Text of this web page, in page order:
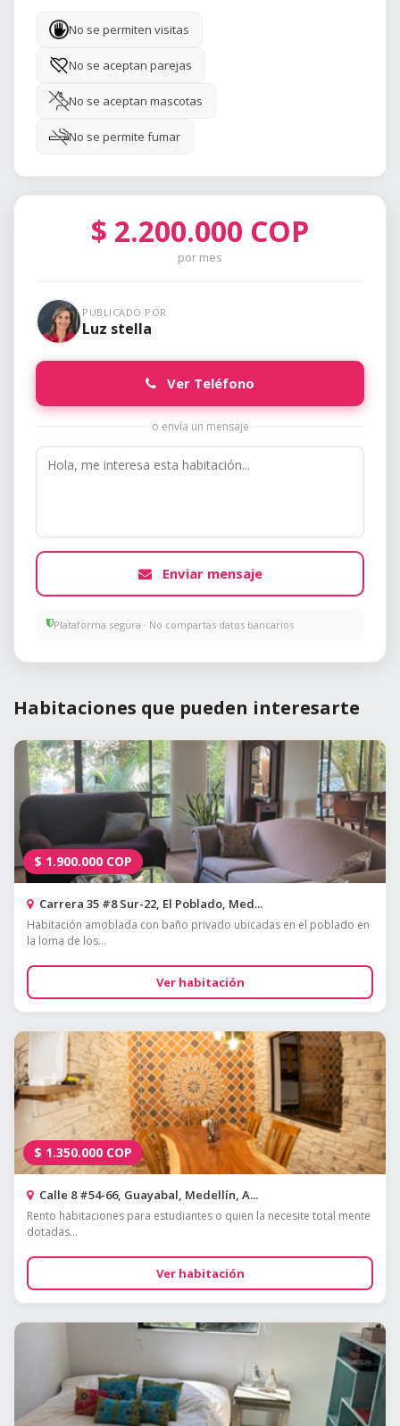
No se permiten visitas
No se aceptan parejas
No se aceptan mascotas
No se permite fumar
$ 2.200.000 COP
por mes
PUBLICADO POR
Luz stella
Ver Teléfono
o envía un mensaje
Enviar mensaje
Plataforma segura · No compartas datos bancarios
Habitaciones que pueden interesarte
$ 1.900.000 COP
Carrera 35 #8 Sur-22, El Poblado, Med...
Habitación amoblada con baño privado ubicadas en el poblado en
la loma de los...
Ver habitación
$ 1.350.000 COP
Calle 8 #54-66, Guayabal, Medellín, A...
Rento habitaciones para estudiantes o quien la necesite total mente
dotadas...
Ver habitación